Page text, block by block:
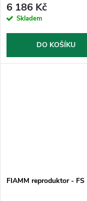
6 186 Kč
Skladem
DO KOŠÍKU
FIAMM reproduktor - FS